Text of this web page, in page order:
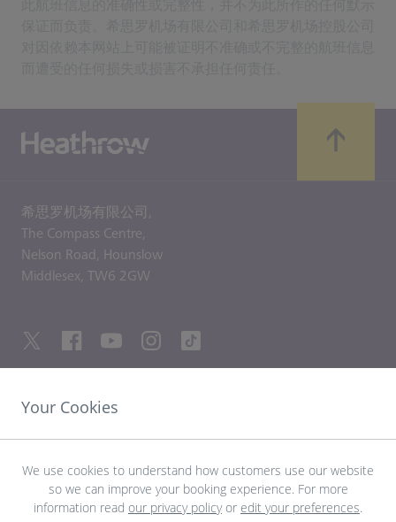
希思罗机场有限公司,
The Compass Centre,
Nelson Road, Hounslow
Middlesex, TW6 2GW
友情链接
探索希思罗机场
Your Cookies
We use cookies to understand how customers use our website
so we can improve your booking experience. For more
information read our privacy policyor edit your preferences.